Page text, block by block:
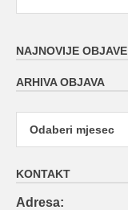
NAJNOVIJE OBJAVE
ARHIVA OBJAVA
Arhiva
objava
KONTAKT
Adresa: